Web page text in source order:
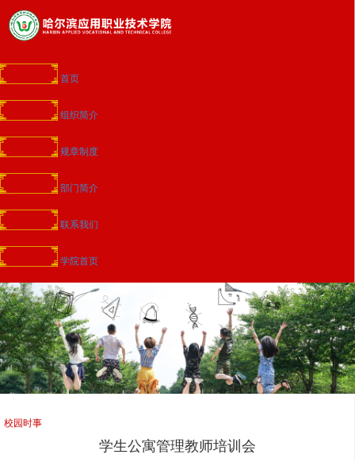
首页
组织简介
规章制度
部门简介
联系我们
学院首页
校园时事
学生公寓管理教师培训会